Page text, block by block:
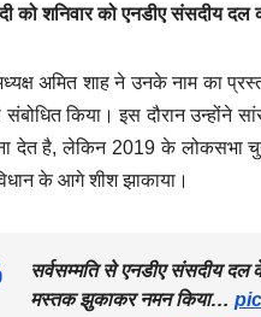
को शनिवार को एनडीए संसदीय
अमित शाह ने उनके नाम का
किया। इस दौरान उन्होंने
देत है, लेकिन 2019 के लोकसभा
के आगे शीश झाकाया।
सर्वसम्मति से एनडीए संसदीय दल
मस्तक झुकाकर नमन किया…